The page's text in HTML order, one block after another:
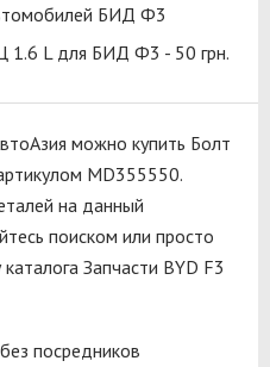
БИД Ф3
1.6 L для БИД Ф3 - 50 грн.
можно купить Болт
MD355550.
на данный
поиском или просто
Запчасти BYD F3
посредников